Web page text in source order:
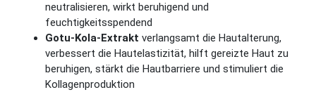
neutralisieren, wirkt beruhigend und
feuchtigkeitsspendend
Gotu-Kola-Extrakt verlangsamt die Hautalterung,
verbessert die Hautelastizität, hilft gereizte Haut zu
beruhigen, stärkt die Hautbarriere und stimuliert die
Kollagenproduktion